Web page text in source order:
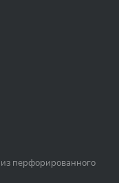
перфорированного